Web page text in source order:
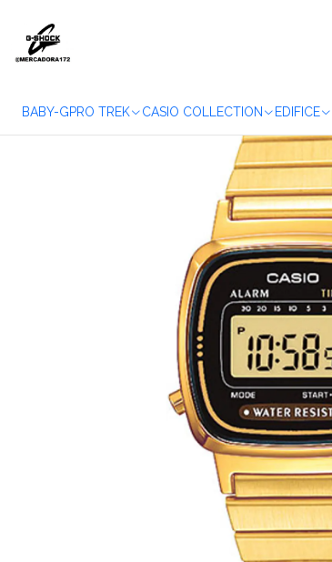
BABY-GPRO TREK CASIO COLLECTION EDIFICE